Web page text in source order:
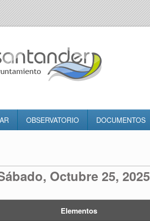
OBSERVATORIO DOCUMENTOS
Octubre 25, 2025
Elementos